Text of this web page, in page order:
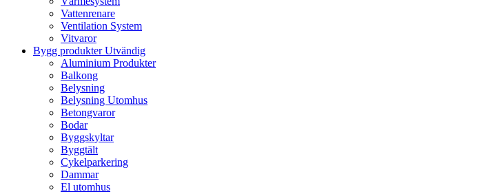
Vattenrenare
Ventilation System
Vitvaror
Bygg produkter Utvändig
Aluminium Produkter
Balkong
Belysning
Belysning Utomhus
Betongvaror
Bodar
Byggskyltar
Byggtält
Cykelparkering
Dammar
El utomhus